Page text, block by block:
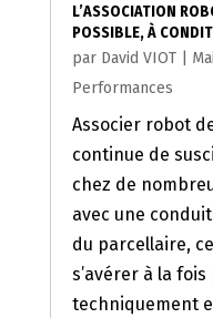
L’ASSOCIATION
POSSIBLE, À
par David VIOT|
Performances
Associer robot
continue de
chez de
avec une
du parcellaire,
s’avérer à la
techniquement